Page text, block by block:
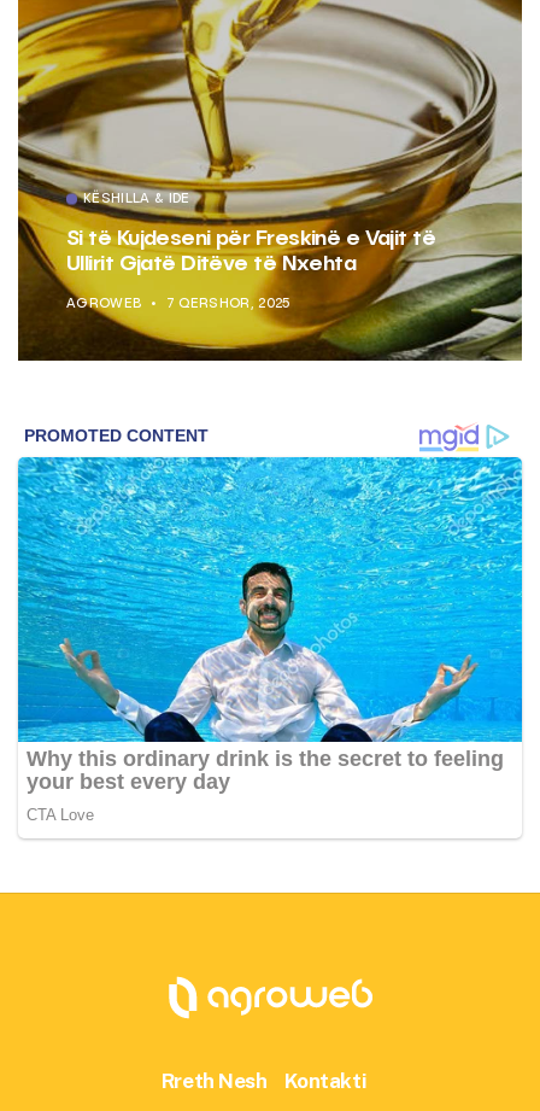
KËSHILLA & IDE
Si të Kujdeseni për Freskinë e Vajit të
Ullirit Gjatë Ditëve të Nxehta
AGROWEB 7 QERSHOR, 2025
Rreth Nesh Kontakti